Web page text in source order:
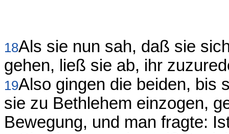
18Als sie nun sah, daß sie
gehen, ließ sie ab, ihr
19Also gingen die beiden, bis
sie zu Bethlehem einzogen,
Bewegung, und man fragte: